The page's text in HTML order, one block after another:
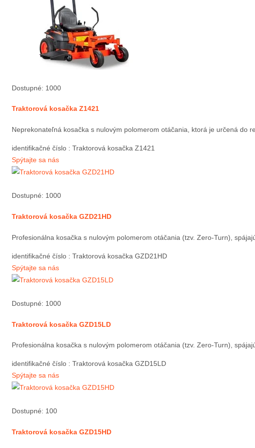
Dostupné: 1000
Traktorová kosačka Z1421
Neprekonateľná kosačka s nulovým polomerom otáčania, ktorá je určená do
identifikačné číslo : Traktorová kosačka Z1421
Spýtajte sa nás
Dostupné: 1000
Traktorová kosačka GZD21HD
Profesionálna kosačka s nulovým polomerom otáčania (tzv. Zero-Turn),
identifikačné číslo : Traktorová kosačka GZD21HD
Spýtajte sa nás
Dostupné: 1000
Traktorová kosačka GZD15LD
Profesionálna kosačka s nulovým polomerom otáčania (tzv. Zero-Turn),
identifikačné číslo : Traktorová kosačka GZD15LD
Spýtajte sa nás
Dostupné: 100
Traktorová kosačka GZD15HD